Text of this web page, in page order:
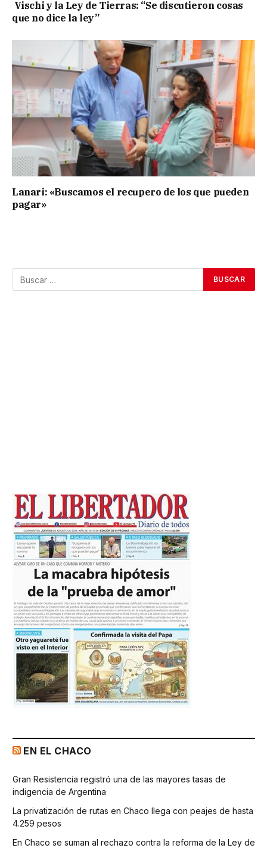
Vischi y la Ley de Tierras: “Se discutieron cosas
que no dice la ley”
Lanari: «Buscamos el recupero de los que pueden
pagar»
EN EL CHACO
Gran Resistencia registró una de las mayores tasas de
indigencia de Argentina
La privatización de rutas en Chaco llega con peajes de hasta
4.259 pesos
En Chaco se suman al rechazo contra la reforma de la Ley de